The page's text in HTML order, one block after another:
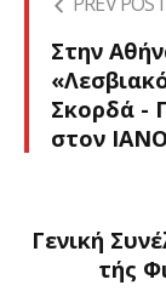
Στην
Σκορδά -
στον ΙΑΝΟ
Γενική
τής